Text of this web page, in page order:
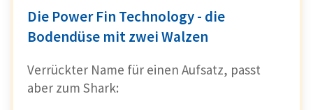
Die Power Fin Technology - die
Bodendüse mit zwei Walzen
Verrückter Name für einen Aufsatz, passt
aber zum Shark: